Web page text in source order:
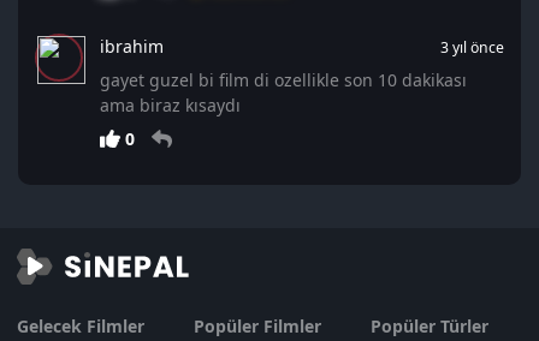
ibrahim 3 yıl önce
gayet guzel bi film di ozellikle son 10 dakikası
ama biraz kısaydı
0
Gelecek Filmler
Popüler Filmler
Popüler Türler